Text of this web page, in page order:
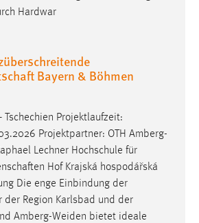
Hardwar
Bayern & Böhmen
Tschechien Projektlaufzeit:
Projektpartner: OTH Amberg-
Lechner Hochschule für
Hof Krajská hospodářská
Die enge Einbindung der
der Region Karlsbad und der
Amberg-Weiden bietet ideale